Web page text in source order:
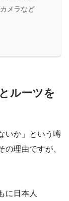
メラなど
ルーツを
いか」という噂
理由ですが、
に日本人